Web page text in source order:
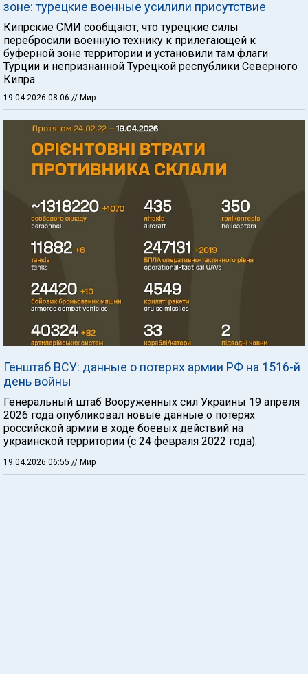
зоне: турецкие военные усилили присутствие
Кипрские СМИ сообщают, что турецкие силы
перебросили военную технику к прилегающей к
буферной зоне территории и установили там флаги
Турции и непризнанной Турецкой республики Северного
Кипра.
19.04.2026 08:06 // Мир
Генштаб ВСУ: данные о потерях армии РФ на 1516-й
день войны
Генеральный штаб Вооруженных сил Украины 19 апреля
2026 года опубликовал новые данные о потерях
российской армии в ходе боевых действий на
украинской территории (с 24 февраля 2022 года).
19.04.2026 06:55 // Мир